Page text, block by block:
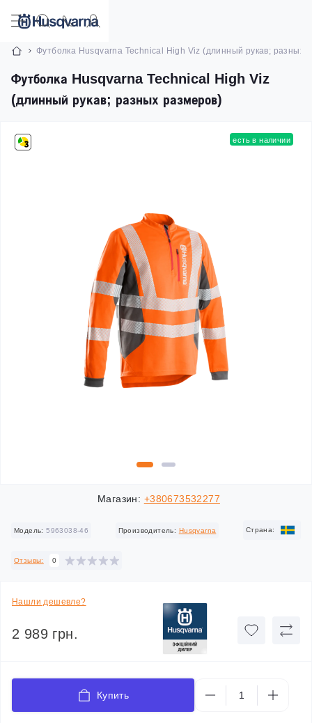
Футболка Husqvarna Technical High Viz (длинный рукав; разных
Футболка Husqvarna Technical High Viz
(длинный рукав; разных размеров)
есть в наличии
Магазин: +380673532277
Модель: 5963038-46 Производитель: Husqvarna Cтрана:
Отзывы: 0
Нашли дешевле?
2 989 грн.
Купить